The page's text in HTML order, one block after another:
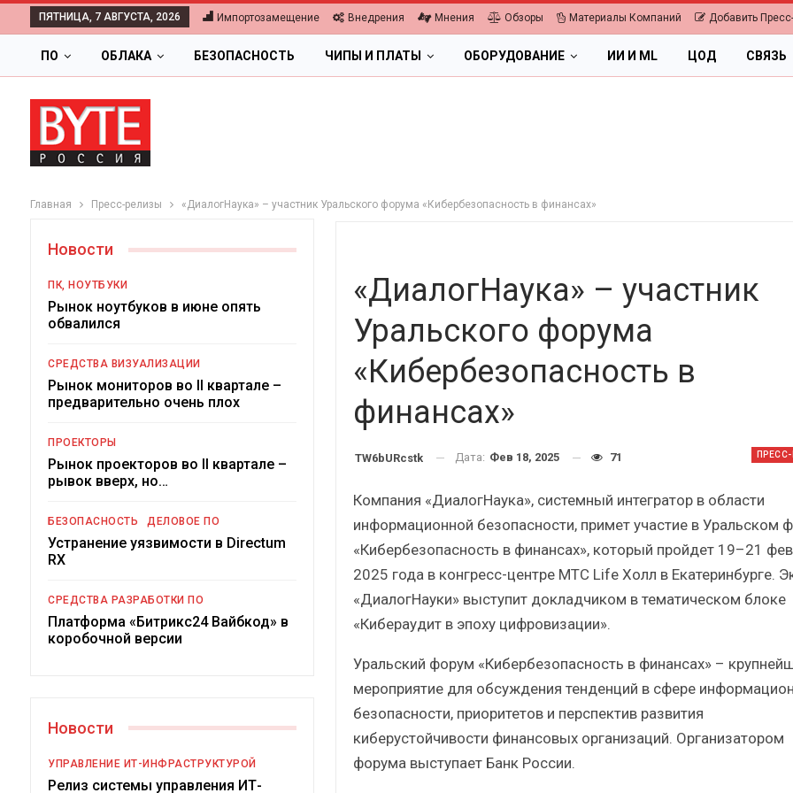
ПЯТНИЦА, 7 АВГУСТА, 2026 Импортозамещение Внедрения Мнения Обзоры Материалы Компаний Добавить
ПО ОБЛАКА БЕЗОПАСНОСТЬ ЧИПЫ И ПЛАТЫ ОБОРУДОВАНИЕ ИИ И ML ЦОД СВЯЗЬ
Главная Пресс-релизы «ДиалогНаука» – участник Уральского форума «Кибербезопасность в финансах»
«ДиалогНаука» – участник
Уральского форума
«Кибербезопасность в
финансах»
TW6bURcstk Дата: Фев 18, 2025 71
Компания «ДиалогНаука», системный интегратор в области
информационной безопасности, примет участие в Уральском
«Кибербезопасность в финансах», который пройдет 19–21
2025 года в конгресс-центре МТС Life Холл в Екатеринбурге.
«ДиалогНауки» выступит докладчиком в тематическом блоке
«Кибераудит в эпоху цифровизации».
Уральский форум «Кибербезопасность в финансах» –
мероприятие для обсуждения тенденций в сфере
безопасности, приоритетов и перспектив развития
киберустойчивости финансовых организаций. Организатором
форума выступает Банк России.
Новости
ПК, НОУТБУКИ
Рынок ноутбуков в июне опять
обвалился
СРЕДСТВА ВИЗУАЛИЗАЦИИ
Рынок мониторов во II квартале –
предварительно очень плох
ПРОЕКТОРЫ
Рынок проекторов во II квартале –
рывок вверх, но…
БЕЗОПАСНОСТЬ ДЕЛОВОЕ ПО
Устранение уязвимости в Directum
RX
СРЕДСТВА РАЗРАБОТКИ ПО
Платформа «Битрикс24 Вайбкод» в
коробочной версии
Новости
УПРАВЛЕНИЕ ИТ-ИНФРАСТРУКТУРОЙ
Релиз системы управления ИТ-
Цифровая экономика 2026.
Краткий статистический
российский рынок ИБП?
ПК, НОУТБУКИ
Итоги и Бестселлеры
российского ИТ-рынка в 2025 г.
ИБП
Часть II.
ИБП
рынка ИБП